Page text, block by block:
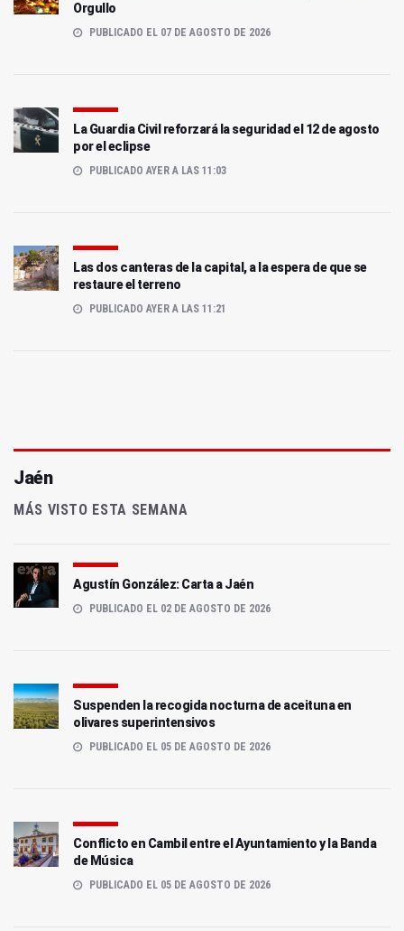
Orgullo
PUBLICADO EL 07 DE AGOSTO DE 2026
La Guardia Civil reforzará la seguridad el 12 de agosto
por el eclipse
PUBLICADO AYER A LAS 11:03
Las dos canteras de la capital, a la espera de que se
restaure el terreno
PUBLICADO AYER A LAS 11:21
Jaén
MÁS VISTO ESTA SEMANA
Agustín González: Carta a Jaén
PUBLICADO EL 02 DE AGOSTO DE 2026
Suspenden la recogida nocturna de aceituna en
olivares superintensivos
PUBLICADO EL 05 DE AGOSTO DE 2026
Conflicto en Cambil entre el Ayuntamiento y la Banda
de Música
PUBLICADO EL 05 DE AGOSTO DE 2026